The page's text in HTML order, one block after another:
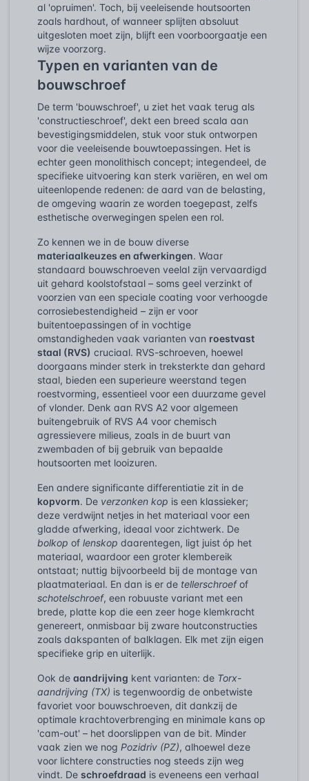
al 'opruimen'. Toch, bij veeleisende houtsoorten
zoals hardhout, of wanneer splijten absoluut
uitgesloten moet zijn, blijft een voorboorgaatje een
wijze voorzorg.
Typen en varianten van de
bouwschroef
De term 'bouwschroef', u ziet het vaak terug als
'constructieschroef', dekt een breed scala aan
bevestigingsmiddelen, stuk voor stuk ontworpen
voor die veeleisende bouwtoepassingen. Het is
echter geen monolithisch concept; integendeel, de
specifieke uitvoering kan sterk variëren, en wel om
uiteenlopende redenen: de aard van de belasting,
de omgeving waarin ze worden toegepast, zelfs
esthetische overwegingen spelen een rol.
Zo kennen we in de bouw diverse
materiaalkeuzes en afwerkingen. Waar
standaard bouwschroeven veelal zijn vervaardigd
uit gehard koolstofstaal – soms geel verzinkt of
voorzien van een speciale coating voor verhoogde
corrosiebestendigheid – zijn er voor
buitentoepassingen of in vochtige
omstandigheden vaak varianten van roestvast
staal (RVS) cruciaal. RVS-schroeven, hoewel
doorgaans minder sterk in treksterkte dan gehard
staal, bieden een superieure weerstand tegen
roestvorming, essentieel voor een duurzame gevel
of vlonder. Denk aan RVS A2 voor algemeen
buitengebruik of RVS A4 voor chemisch
agressievere milieus, zoals in de buurt van
zwembaden of bij gebruik van bepaalde
houtsoorten met looizuren.
Een andere significante differentiatie zit in de
kopvorm. De verzonken kop is een klassieker;
deze verdwijnt netjes in het materiaal voor een
gladde afwerking, ideaal voor zichtwerk. De
bolkop of lenskop daarentegen, ligt juist óp het
materiaal, waardoor een groter klembereik
ontstaat; nuttig bijvoorbeeld bij de montage van
plaatmateriaal. En dan is er de tellerschroefof
schotelschroef, een robuuste variant met een
brede, platte kop die een zeer hoge klemkracht
genereert, onmisbaar bij zware houtconstructies
zoals dakspanten of balklagen. Elk met zijn eigen
specifieke grip en uiterlijk.
Ook de aandrijving kent varianten: de Torx-
aandrijving (TX) is tegenwoordig de onbetwiste
favoriet voor bouwschroeven, dit dankzij de
optimale krachtoverbrenging en minimale kans op
'cam-out' – het doorslippen van de bit. Minder
vaak zien we nog Pozidriv (PZ), alhoewel deze
voor lichtere constructies nog steeds zijn weg
vindt. De schroefdraad is eveneens een verhaal